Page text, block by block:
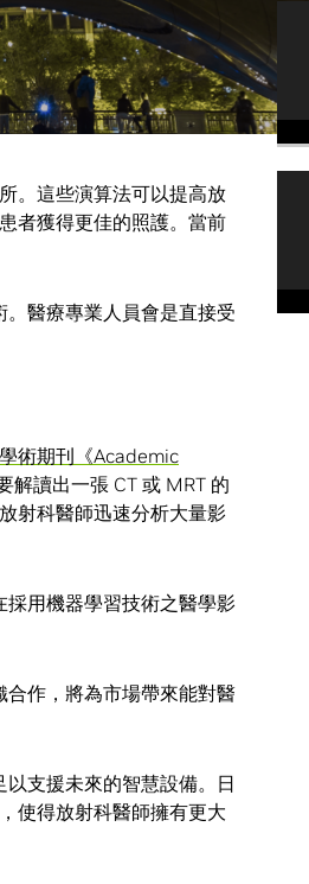
料科學家，能夠運用到機
診斷影像的人工智慧市集
。這些演算法可以提高放
者獲得更佳的照護。當前
。醫療專業人員會是直接受
術期刊《Academic
解讀出一張 CT 或 MRT 的
射科醫師迅速分析大量影
用機器學習技術之醫學影
作，將為市場帶來能對醫
支援未來的智慧設備。日
使得放射科醫師擁有更大